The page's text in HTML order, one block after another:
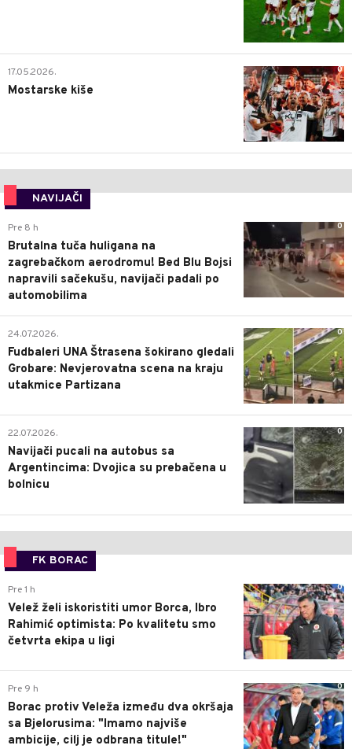
0
17.05.2026.
Mostarske kiše
NAVIJAČI
0
Pre 8 h
Brutalna tuča huligana na
zagrebačkom aerodromu! Bed Blu Bojsi
napravili sačekušu, navijači padali po
automobilima
0
24.07.2026.
Fudbaleri UNA Štrasena šokirano gledali
Grobare: Nevjerovatna scena na kraju
utakmice Partizana
0
22.07.2026.
Navijači pucali na autobus sa
Argentincima: Dvojica su prebačena u
bolnicu
FK BORAC
0
Pre 1 h
Velež želi iskoristiti umor Borca, Ibro
Rahimić optimista: Po kvalitetu smo
četvrta ekipa u ligi
0
Pre 9 h
Borac protiv Veleža između dva okršaja
sa Bjelorusima: "Imamo najviše
ambicije, cilj je odbrana titule!"